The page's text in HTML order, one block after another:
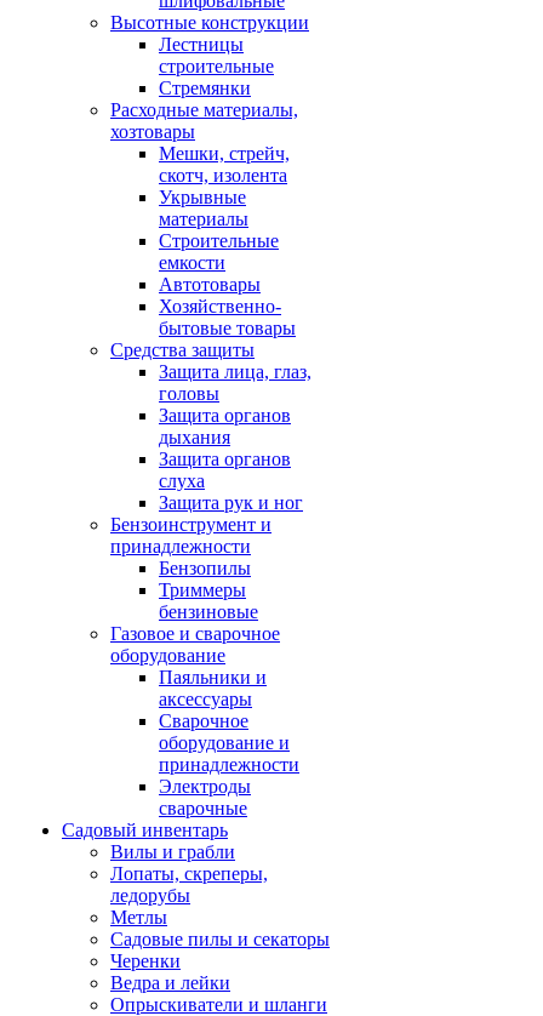
Высотные конструкции
Лестницы
строительные
Стремянки
Расходные материалы,
хозтовары
Мешки, стрейч,
скотч, изолента
Укрывные
материалы
Строительные
емкости
Автотовары
Хозяйственно-
бытовые товары
Средства защиты
Защита лица, глаз,
головы
Защита органов
дыхания
Защита органов
слуха
Защита рук и ног
Бензоинструмент и
принадлежности
Бензопилы
Триммеры
бензиновые
Газовое и сварочное
оборудование
Паяльники и
аксессуары
Сварочное
оборудование и
принадлежности
Электроды
сварочные
Садовый инвентарь
Вилы и грабли
Лопаты, скреперы,
ледорубы
Метлы
Садовые пилы и секаторы
Черенки
Ведра и лейки
Опрыскиватели и шланги